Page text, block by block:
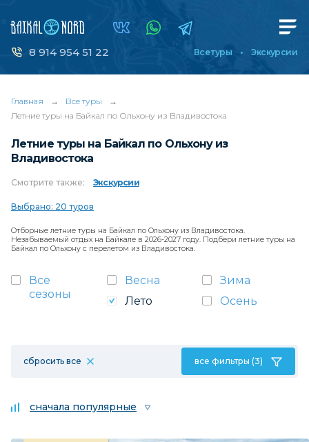
8 914 954 51 22 Все туры Экскурсии
Главная → Все туры
→
Летние туры на Байкал по Ольхону из Владивостока
Летние туры на Байкал по Ольхону из
Владивостока
Смотрите также: Экскурсии
Выбрано: 20 туров
Отборные летние туры на Байкал по Ольхону из Владивостока.
Незабываемый отдых на Байкале в 2026-2027 году. Подбери летние туры на
Байкал по Ольхону с перелетом из Владивостока.
Все
сезоны
Весна
Зима
Лето
Осень
сбросить все все фильтры (3)
сначала популярные